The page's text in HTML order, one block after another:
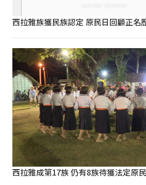
西拉雅族獲民族認定 原民日回顧正名
西拉雅成第17族 仍有8族待獲法定原